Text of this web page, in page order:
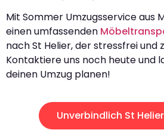
Mit Sommer Umzugsservice aus
einen umfassenden
nach St Helier, der stressfrei und
Kontaktiere uns noch heute und
deinen Umzug planen!
Unverbindlich St